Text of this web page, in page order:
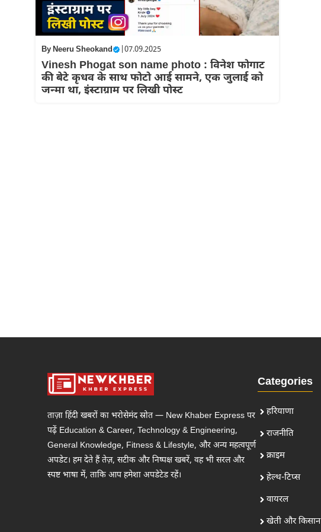
ByNeeru Sheokand | 07.09.2025
Vinesh Phogat son name photo : विनेश फोगाट
की बेटे कृधव के साथ फोटो आई सामने, एक जुलाई को
जन्मा था, इंस्टाग्राम पर लिखी पोस्ट
ताज़ा हिंदी खबरों का भरोसेमंद स्रोत — New Khaber Express पर
पढ़ें Education & Career, Technology & Engineering,
General Knowledge, Fitness & Lifestyle, और अन्य महत्वपूर्ण
अपडेट। हम देते हैं तेज़, सटीक और निष्पक्ष खबरें, वह भी सरल और
स्पष्ट भाषा में, ताकि आप हमेशा अपडेटेड रहें।
Categories
हरियाणा
राजनीति
क्राइम
हेल्थ-टिप्स
वायरल
खेती और किसान